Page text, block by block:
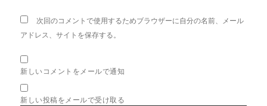
次回のコメントで使用するためブラウザーに自分の名前、メール
アドレス、サイトを保存する。
新しいコメントをメールで通知
新しい投稿をメールで受け取る